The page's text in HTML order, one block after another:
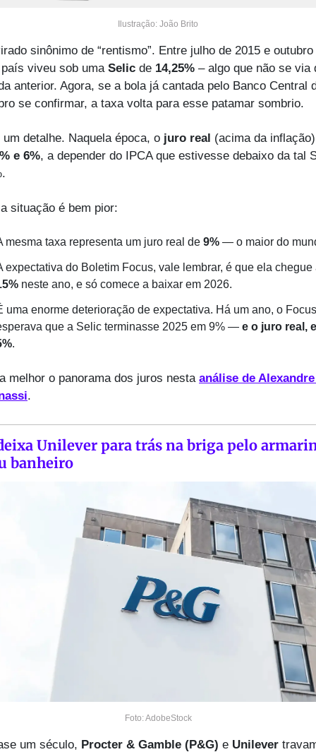
Ilustração: João Brito
sinônimo de “rentismo”. Entre julho de 2015 e outubro
viveu sob uma Selic de 14,25% – algo que não se via
anterior. Agora, se a bola já cantada pelo Banco Central
se confirmar, a taxa volta para esse patamar sombrio.
um detalhe. Naquela época, o juro real (acima da
e 6%, a depender do IPCA que estivesse debaixo da tal
situação é bem pior:
mesma taxa representa um juro real de 9% — o maior do
expectativa do Boletim Focus, vale lembrar, é que ela chegue
neste ano, e só comece a baixar em 2026.
uma enorme deterioração de expectativa. Há um ano, o Focus
que a Selic terminasse 2025 em 9% — e o juro real,
.
melhor o panorama dos juros nesta análise de Alexandre
.
Unilever para trás na briga pelo
banheiro
Foto: AdobeStock
um século, Procter & Gamble (P&G) e Unilever